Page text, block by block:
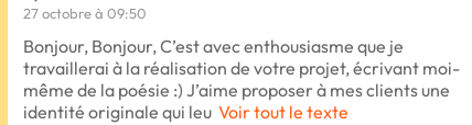
27 octobre à 09:50
Bonjour, Bonjour, C’est avec enthousiasme que je
travaillerai à la réalisation de votre projet, écrivant moi-
même de la poésie :) J’aime proposer à mes clients une
identité originale qui leu Voir tout le texte